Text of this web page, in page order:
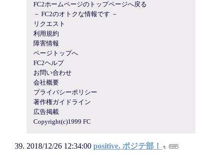
FC2ホームページのトップページへ戻る
－ FC2のオトクな情報です －
リクエスト
利用規約
障害情報
ページトップへ
FC2ヘルプ
お問い合わせ
会社概要
プライバシーポリシー
著作権ガイドライン
広告掲載
Copyright(c)1999 FC
2018/12/26 12:34:00 positive. ポジテ部！